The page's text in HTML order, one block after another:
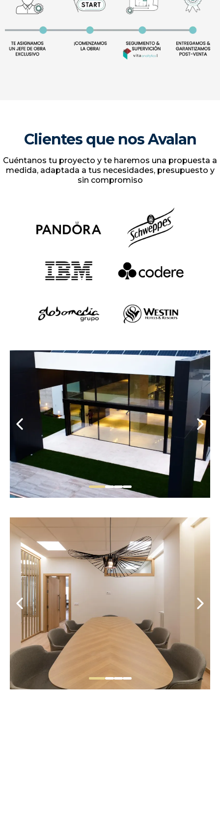
Próximos Pasos
Gracias a nuestro Método Vita Analytics de
seguimiento, tendrás un control total de la Evolución
de tu Proyecto
Clientes que nos Avalan
Cuéntanos tu proyecto y te haremos una propuesta a
medida, adaptada a tus necesidades, presupuesto y
sin compromiso